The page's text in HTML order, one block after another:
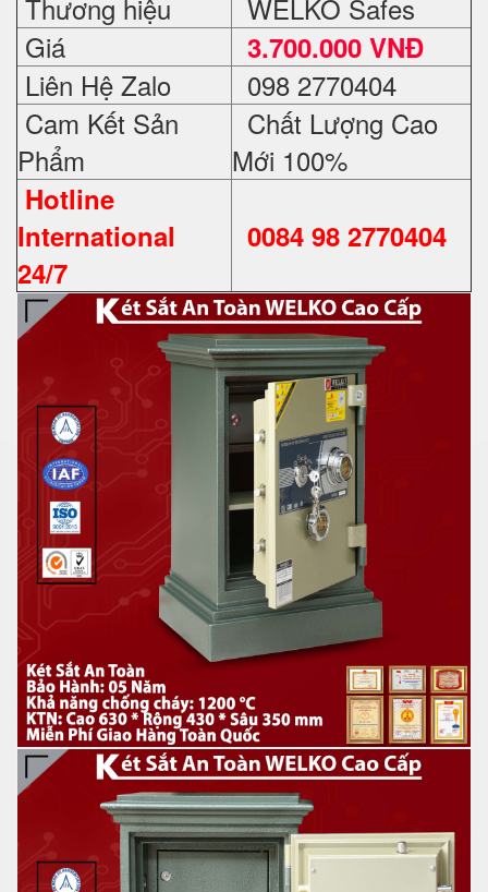
Thương hiệu
WELKO Safes
Giá
3.700.000 VNĐ
Liên Hệ Zalo
098 2770404
Cam Kết Sản
Phẩm
Chất Lượng Cao
Mới 100%
Hotline
International
24/7
0084 98 2770404